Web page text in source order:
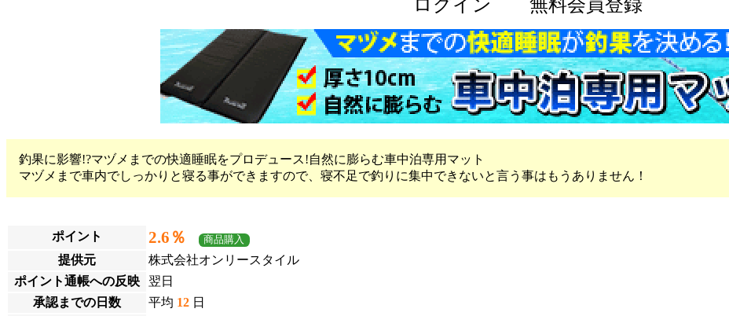
ログイン 無料会員登録
釣果に影響!?マヅメまでの快適睡眠をプロデュース!自然に膨らむ車中泊専用マット
マヅメまで車内でしっかりと寝る事ができますので、寝不足で釣りに集中できないと言う事はもうありません！
ポイント 2.6％ 商品購入
提供元
株式会社オンリースタイル
ポイント通帳への反映
翌日
承認までの日数
平均 12 日